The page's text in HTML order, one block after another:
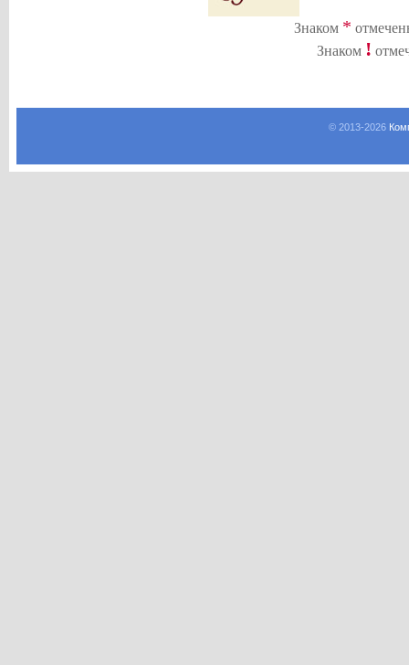
Знаком *
Знаком !
© 2013-2026